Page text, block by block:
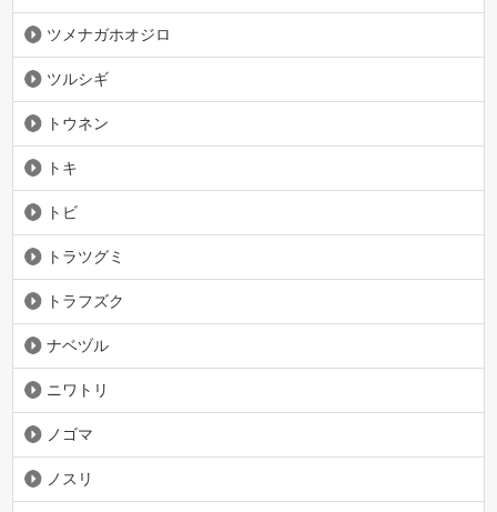
ツメナガホオジロ
ツルシギ
トウネン
トキ
トビ
トラツグミ
トラフズク
ナベヅル
ニワトリ
ノゴマ
ノスリ